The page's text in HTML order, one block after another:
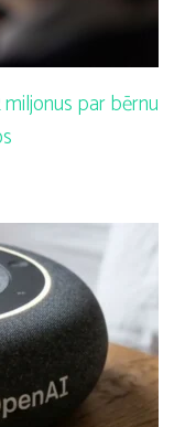
par bērnu